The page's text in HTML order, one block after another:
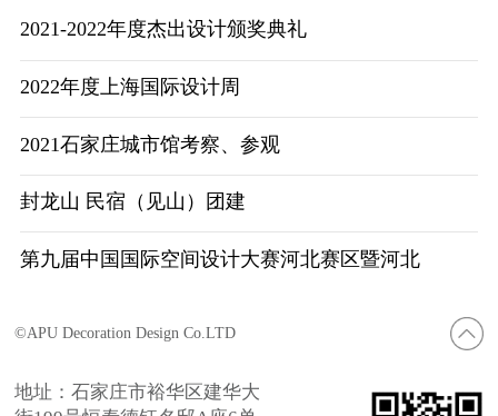
2021-2022年度杰出设计颁奖典礼
2022年度上海国际设计周
2021石家庄城市馆考察、参观
封龙山 民宿（见山）团建
第九届中国国际空间设计大赛河北赛区暨河北
©APU Decoration Design Co.LTD
地址：石家庄市裕华区建华大